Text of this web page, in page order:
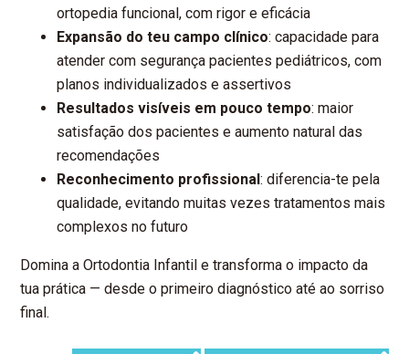
ortopedia funcional, com rigor e eficácia
Expansão do teu campo clínico: capacidade para
atender com segurança pacientes pediátricos, com
planos individualizados e assertivos
Resultados visíveis em pouco tempo: maior
satisfação dos pacientes e aumento natural das
recomendações
Reconhecimento profissional: diferencia-te pela
qualidade, evitando muitas vezes tratamentos mais
complexos no futuro
Domina a Ortodontia Infantil e transforma o impacto da
tua prática — desde o primeiro diagnóstico até ao sorriso
final.